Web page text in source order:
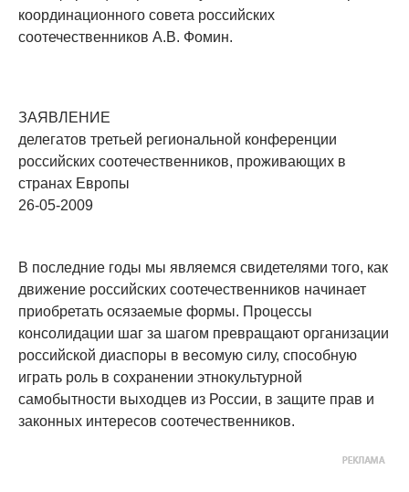
координационного совета российских
соотечественников А.В. Фомин.
ЗАЯВЛЕНИЕ
делегатов третьей региональной конференции
российских соотечественников, проживающих в
странах Европы
26-05-2009
В последние годы мы являемся свидетелями того, как
движение российских соотечественников начинает
приобретать осязаемые формы. Процессы
консолидации шаг за шагом превращают организации
российской диаспоры в весомую силу, способную
играть роль в сохранении этнокультурной
самобытности выходцев из России, в защите прав и
законных интересов соотечественников.